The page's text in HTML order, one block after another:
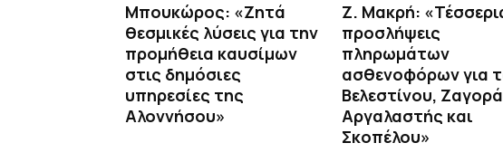
Μπουκώρος: «Ζητά
θεσμικές λύσεις για την
προμήθεια καυσίμων
στις δημόσιες
υπηρεσίες της
Αλοννήσου»
Ζ. Μακρή:
προσλήψεις
πληρωμάτων
ασθενοφόρων για
Βελεστίνου,
Αργαλαστής και
Σκοπέλου»